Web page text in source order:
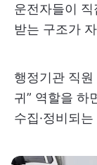
운전자들이
받는 구조가
행정기관 직
귀” 역할을 하
수집·정비되